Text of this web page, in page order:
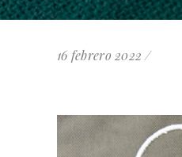
16 febrero 2022